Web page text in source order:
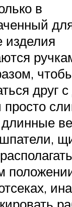
в
изделия
друг
шпатели,